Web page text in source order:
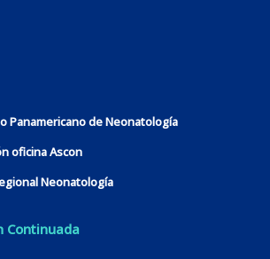
Panamericano de Neonatología
oficina Ascon
Neonatología
Continuada